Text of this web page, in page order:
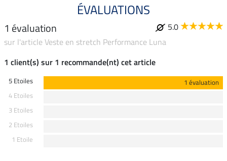
ÉVALUATIONS
1 évaluation
5.0
sur l'article Veste en stretch Performance Luna
1 client(s) sur 1 recommande(nt) cet article
5 Etoiles
1 évaluation
4 Etoiles
3 Etoiles
2 Etoiles
1 Etoile